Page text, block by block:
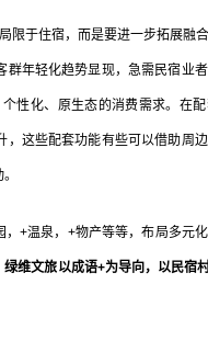
于住宿，而是要进一步拓展融
年轻化趋势显现，急需民宿业
性化、原生态的消费需求。在
这些配套功能有些可以借助周
+温泉，+物产等等，布局多元
绿维文旅以成语+为导向，以民宿